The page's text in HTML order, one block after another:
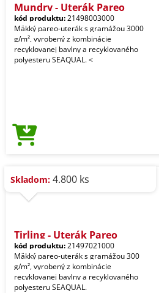
Mundry - Uterák Pareo
kód produktu:21498003000
Mäkký pareo-uterák s gramážou 3000
g/m², vyrobený z kombinácie
recyklovanej bavlny a recyklovaného
polyesteru SEAQUAL. <
Skladom: 4.800 ks
Tirling - Uterák Pareo
kód produktu:21497021000
Mäkký pareo-uterák s gramážou 300
g/m², vyrobený z kombinácie
recyklovanej bavlny a recyklovaného
polyesteru SEAQUAL.